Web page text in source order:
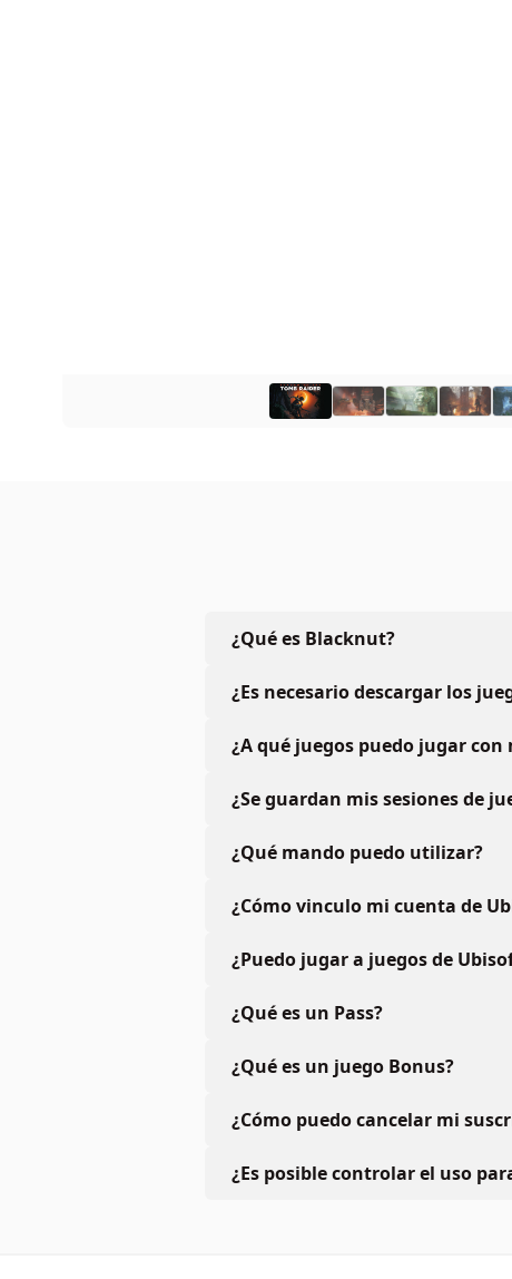
¿Qué es Blacknut?
¿Es necesario descargar los
¿A qué juegos puedo jugar con
¿Se guardan mis sesiones de
¿Qué mando puedo utilizar?
¿Cómo vinculo mi cuenta de
¿Puedo jugar a juegos de
¿Qué es un Pass?
¿Qué es un juego Bonus?
¿Cómo puedo cancelar mi
¿Es posible controlar el uso